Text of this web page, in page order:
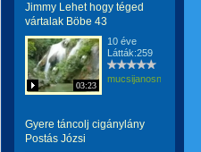
Jimmy Lehet hogy téged
vártalak Böbe 43
03:23
10 éve
Látták:259
mucsijanosne
Gyere táncolj cigánylány
Postás Józsi